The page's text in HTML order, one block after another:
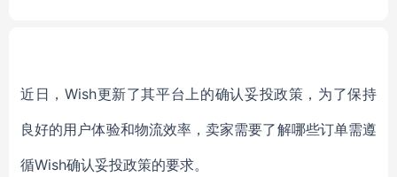
近日，Wish更新了其平台上的确认妥投政策，为了保持
良好的用户体验和物流效率，卖家需要了解哪些订单需遵
循Wish确认妥投政策的要求。